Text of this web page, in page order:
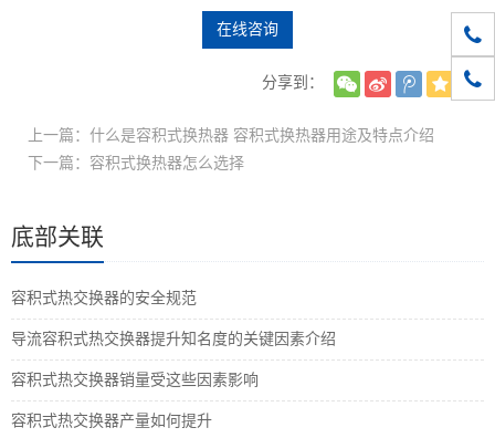
在线咨询
分享到：
上一篇：什么是容积式换热器 容积式换热器用途及特点介绍
下一篇：容积式换热器怎么选择
底部关联
容积式热交换器的安全规范
导流容积式热交换器提升知名度的关键因素介绍
容积式热交换器销量受这些因素影响
容积式热交换器产量如何提升